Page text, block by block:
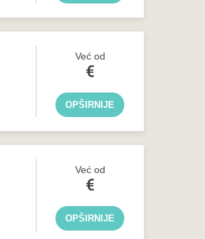
Već od
€
OPŠIRNIJE
Već od
€
OPŠIRNIJE